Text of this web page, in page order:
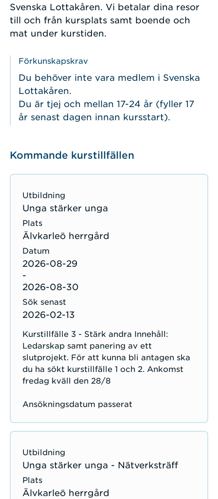
Svenska Lottakåren. Vi betalar dina resor
till och från kursplats samt boende och
mat under kurstiden.
Förkunskapskrav
Du behöver inte vara medlem i Svenska
Lottakåren.
Du är tjej och mellan 17-24 år (fyller 17
år senast dagen innan kursstart).
Kommande kurstillfällen
Unga stärker unga
Älvkarleö herrgård
2026-08-29
-
2026-08-30
2026-02-13
Kurstillfälle 3 - Stärk andra Innehåll:
Ledarskap samt panering av ett
slutprojekt. För att kunna bli antagen ska
du ha sökt kurstillfälle 1 och 2. Ankomst
fredag kväll den 28/8
Ansökningsdatum passerat
Unga stärker unga - Nätverksträff
Älvkarleö herrgård